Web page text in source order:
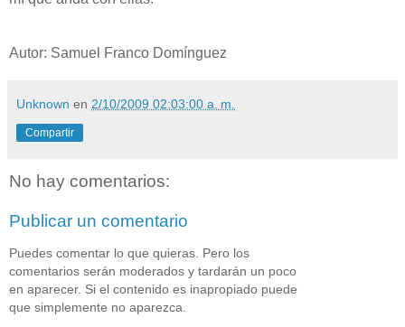
Autor: Samuel Franco Domínguez
Unknown en 2/10/2009 02:03:00 a. m.
Compartir
No hay comentarios:
Publicar un comentario
Puedes comentar lo que quieras. Pero los
comentarios serán moderados y tardarán un poco
en aparecer. Si el contenido es inapropiado puede
que simplemente no aparezca.